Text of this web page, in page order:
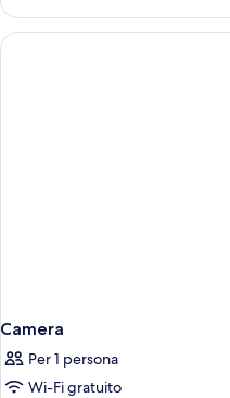
Deluxe
(Turkish
Bath)
Camera
Per 1 persona
Wi-Fi gratuito